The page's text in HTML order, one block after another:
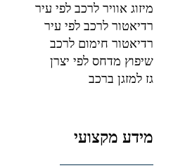
מיזוג אוויר לרכב לפי עיר
רדיאטור לרכב לפי עיר
רדיאטור חימום לרכב
שיפוץ מדחס לפי יצרן
גז למזגן ברכב
מידע מקצועי